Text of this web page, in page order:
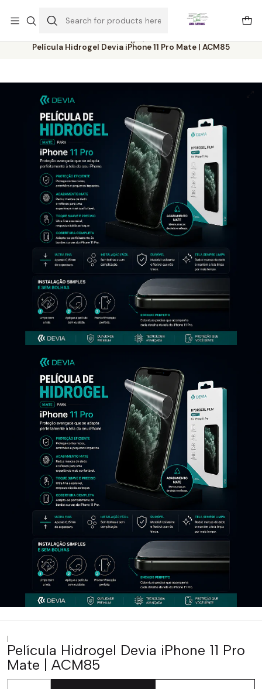
Home Catálogo
Películas
Película Hidrogel Devia iPhone 11 Pro Mate | ACM85
|
Película Hidrogel Devia iPhone 11 Pro
Mate | ACM85